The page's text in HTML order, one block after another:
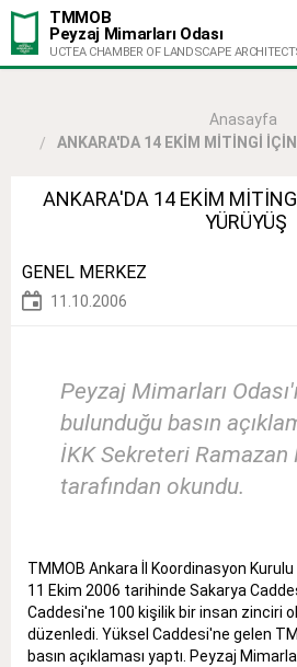
TMMOB
Peyzaj Mimarları Odası
UCTEA CHAMBER OF LANDSCAPE
Anasayfa
ANKARA'DA 14 EKİM MİTİNGİ
ANKARA'DA 14 EKİM
YÜRÜYÜŞ
GENEL MERKEZ
11.10.2006
Peyzaj Mimarları
bulunduğu basın
İKK Sekreteri Ramazan
tarafından okundu.
TMMOB Ankara İl Koordinasyon
11 Ekim 2006 tarihinde Sakarya
Caddesi'ne 100 kişilik bir insan zinciri
düzenledi. Yüksel Caddesi'ne gelen
basın açıklaması yaptı. Peyzaj